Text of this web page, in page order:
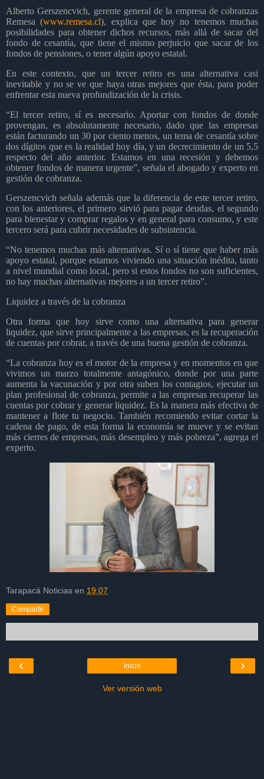
Alberto Gerszencvich, gerente general de la empresa de cobranzas
Remesa (www.remesa.cl), explica que hoy no tenemos muchas
posibilidades para obtener dichos recursos, más allá de sacar del
fondo de cesantía, que tiene el mismo perjuicio que sacar de los
fondos de pensiones, o tener algún apoyo estatal.
En este contexto, que un tercer retiro es una alternativa casi
inevitable y no se ve que haya otras mejores que ésta, para poder
enfrentar esta nueva profundización de la crisis.
“El tercer retiro, sí es necesario. Aportar con fondos de donde
provengan, es absolutamente necesario, dado que las empresas
están facturando un 30 por ciento menos, un tema de cesantía sobre
dos dígitos que es la realidad hoy día, y un decrecimiento de un 5,5
respecto del año anterior. Estamos en una recesión y debemos
obtener fondos de manera urgente”, señala el abogado y experto en
gestión de cobranza.
Gerszencvich señala además que la diferencia de este tercer retiro,
con los anteriores, el primero sirvió para pagar deudas, el segundo
para bienestar y comprar regalos y en general para consumo, y este
tercero será para cubrir necesidades de subsistencia.
“No tenemos muchas más alternativas. Sí o sí tiene que haber más
apoyo estatal, porque estamos viviendo una situación inédita, tanto
a nivel mundial como local, pero si estos fondos no son suficientes,
no hay muchas alternativas mejores a un tercer retiro”.
Liquidez a través de la cobranza
Otra forma que hoy sirve como una alternativa para generar
liquidez, que sirve principalmente a las empresas, es la recuperación
de cuentas por cobrar, a través de una buena gestión de cobranza.
“La cobranza hoy es el motor de la empresa y en momentos en que
vivimos un marzo totalmente antagónico, donde por una parte
aumenta la vacunación y por otra suben los contagios, ejecutar un
plan profesional de cobranza, permite a las empresas recuperar las
cuentas por cobrar y generar liquidez. Es la manera más efectiva de
mantener a flote tu negocio. También recomiendo evitar cortar la
cadena de pago, de esta forma la economía se mueve y se evitan
más cierres de empresas, más desempleo y más pobreza”, agrega el
experto.
Tarapacá Noticias en 19:07
Compartir
‹ ›
Inicio
Ver versión web